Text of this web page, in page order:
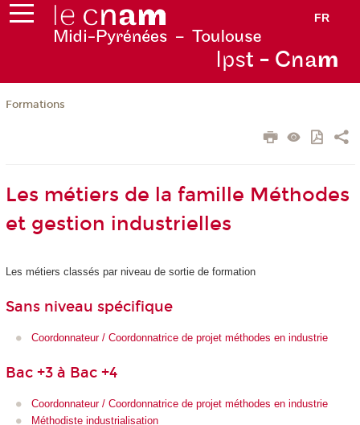
FR
Ipst - Cnam
Formations
Les métiers de la famille Méthodes
et gestion industrielles
Les métiers classés par niveau de sortie de formation
Sans niveau spécifique
Coordonnateur / Coordonnatrice de projet méthodes en industrie
Bac +3 à Bac +4
Coordonnateur / Coordonnatrice de projet méthodes en industrie
Méthodiste industrialisation